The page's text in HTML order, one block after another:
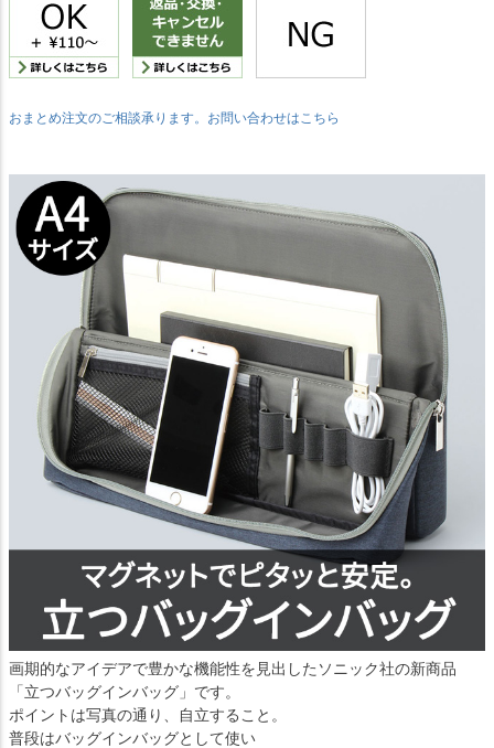
おまとめ注文のご相談承ります。お問い合わせはこちら
画期的なアイデアで豊かな機能性を見出したソニック社の新商品
「立つバッグインバッグ」です。
ポイントは写真の通り、自立すること。
普段はバッグインバッグとして使い